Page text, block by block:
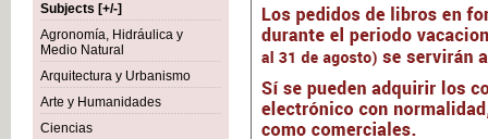
Subjects [+/-]
Agronomía, Hidráulica y
Medio Natural
Arquitectura y Urbanismo
Arte y Humanidades
Ciencias